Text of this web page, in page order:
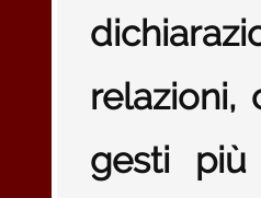
relazioni,
gesti